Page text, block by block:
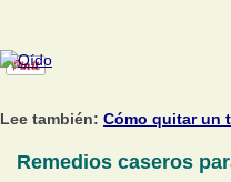
Lee también: Cómo quitar un
Remedios caseros